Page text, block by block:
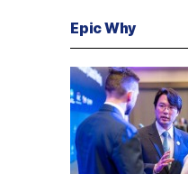
Epic Why